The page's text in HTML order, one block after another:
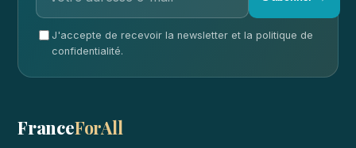
J'accepte de recevoir la newsletter et la politique de
confidentialité.
FranceForAll